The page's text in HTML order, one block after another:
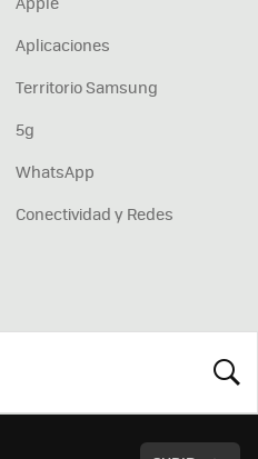
Aplicaciones
Territorio Samsung
5g
WhatsApp
Conectividad y Redes